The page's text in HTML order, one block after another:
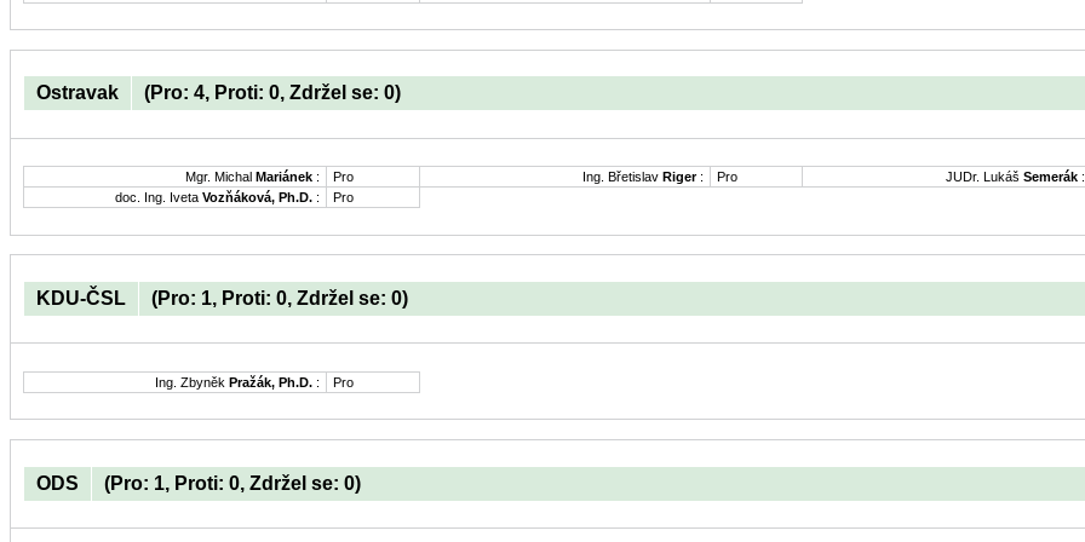
Ostravak (Pro: 4, Proti: 0, Zdržel se: 0)
Mgr. Michal Mariánek : Pro Ing. Břetislav Riger: Pro JUDr. Lukáš Semerák :
doc. Ing. Iveta Vozňáková, Ph.D. : Pro
KDU-ČSL (Pro: 1, Proti: 0, Zdržel se: 0)
Ing. Zbyněk Pražák, Ph.D. : Pro
ODS (Pro: 1, Proti: 0, Zdržel se: 0)